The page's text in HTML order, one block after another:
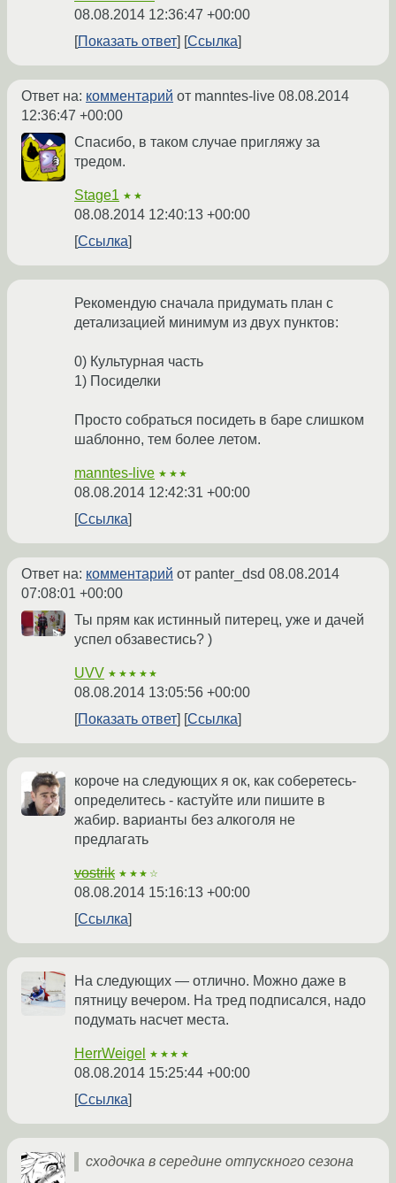
08.08.2014 12:36:47 +00:00
Показать ответ
Ссылка
Ответ на: комментарий от manntes-live 08.08.2014
12:36:47 +00:00
Спасибо, в таком случае пригляжу за
тредом.
Stage1 ★★
08.08.2014 12:40:13 +00:00
Ссылка
Рекомендую сначала придумать план с
детализацией минимум из двух пунктов:
0) Культурная часть
1) Посиделки
Просто собраться посидеть в баре слишком
шаблонно, тем более летом.
manntes-live ★★★
08.08.2014 12:42:31 +00:00
Ссылка
Ответ на: комментарий от panter_dsd 08.08.2014
07:08:01 +00:00
Ты прям как истинный питерец, уже и дачей
успел обзавестись? )
UVV ★★★★★
08.08.2014 13:05:56 +00:00
Показать ответ
Ссылка
короче на следующих я ок, как соберетесь-
определитесь - кастуйте или пишите в
жабир. варианты без алкоголя не
предлагать
vostrik ★★★☆
08.08.2014 15:16:13 +00:00
Ссылка
На следующих — отлично. Можно даже в
пятницу вечером. На тред подписался, надо
подумать насчет места.
HerrWeigel ★★★★
08.08.2014 15:25:44 +00:00
Ссылка
сходочка в середине отпускного сезона